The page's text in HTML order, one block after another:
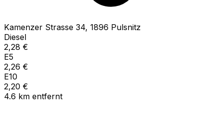
Kamenzer Strasse 34, 1896 Pulsnitz
Diesel
2,28 €
E5
2,26 €
E10
2,20 €
4.6 km entfernt